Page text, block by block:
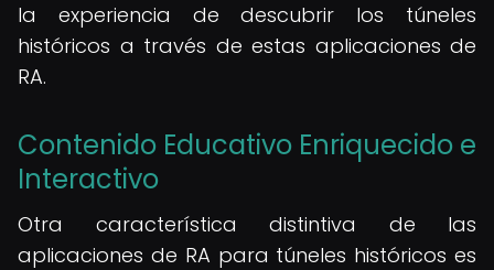
la experiencia de descubrir los túneles
históricos a través de estas aplicaciones de
RA.
Contenido Educativo Enriquecido e
Interactivo
Otra característica distintiva de las
aplicaciones de RA para túneles históricos es